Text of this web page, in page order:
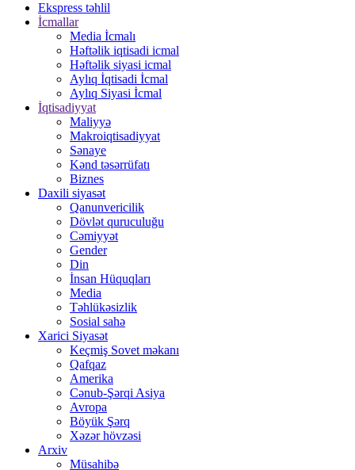
Ekspress təhlil
İcmallar
Media İcmalı
Həftəlik iqtisadi icmal
Həftəlik siyasi icmal
Aylıq İqtisadi İcmal
Aylıq Siyasi İcmal
İqtisadiyyat
Maliyyə
Makroiqtisadiyyat
Sənaye
Kənd təsərrüfatı
Biznes
Daxili siyasət
Qanunvericilik
Dövlət quruculuğu
Cəmiyyət
Gender
Din
İnsan Hüquqları
Media
Təhlükəsizlik
Sosial sahə
Xarici Siyasət
Keçmiş Sovet məkanı
Qafqaz
Amerika
Cənub-Şərqi Asiya
Avropa
Böyük Şərq
Xəzər hövzəsi
Arxiv
Müsahibə